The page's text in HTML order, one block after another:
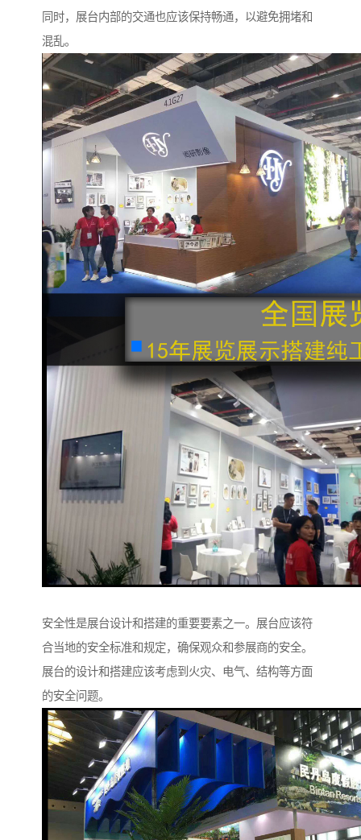
同时，展台内部的交通也应该保持畅通，以避免拥堵和
混乱。
安全性是展台设计和搭建的重要要素之一。展台应该符
合当地的安全标准和规定，确保观众和参展商的安全。
展台的设计和搭建应该考虑到火灾、电气、结构等方面
的安全问题。